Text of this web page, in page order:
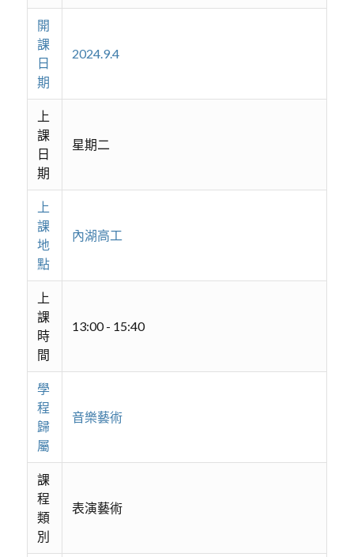
開
課
日
期
2024.9.4
上
課
日
期
星期二
上
課
地
點
內湖高工
上
課
時
間
13:00 - 15:40
學
程
歸
屬
音樂藝術
課
程
類
別
表演藝術